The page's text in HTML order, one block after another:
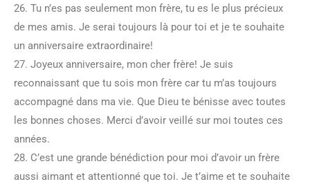
26. Tu n’es pas seulement mon frère, tu es le plus précieux
de mes amis. Je serai toujours là pour toi et je te souhaite
un anniversaire extraordinaire!
27. Joyeux anniversaire, mon cher frère! Je suis
reconnaissant que tu sois mon frère car tu m’as toujours
accompagné dans ma vie. Que Dieu te bénisse avec toutes
les bonnes choses. Merci d’avoir veillé sur moi toutes ces
années.
28. C’est une grande bénédiction pour moi d’avoir un frère
aussi aimant et attentionné que toi. Je t’aime et te souhaite